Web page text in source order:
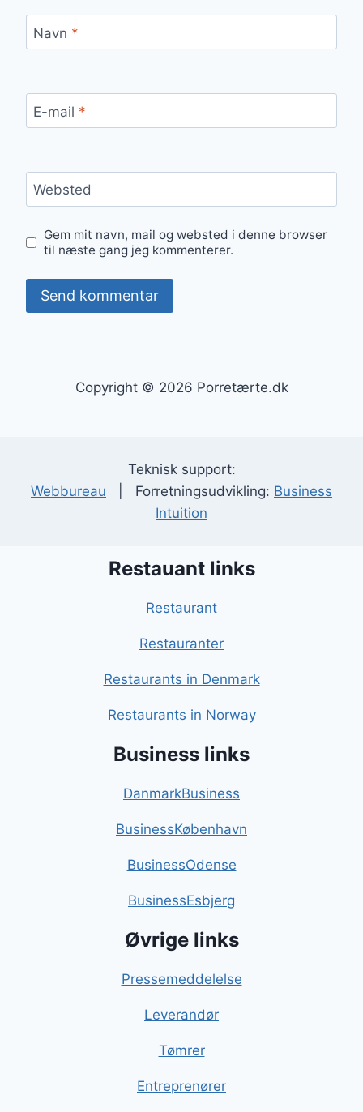
Navn *
E-mail *
Websted
Gem mit navn, mail og websted i denne browser
til næste gang jeg kommenterer.
Copyright © 2026 Porretærte.dk
Teknisk support:
Webbureau | Forretningsudvikling: Business
Intuition
Restauant links
Restaurant
Restauranter
Restaurants in Denmark
Restaurants in Norway
Business links
DanmarkBusiness
BusinessKøbenhavn
BusinessOdense
BusinessEsbjerg
Øvrige links
Pressemeddelelse
Leverandør
Tømrer
Entreprenører